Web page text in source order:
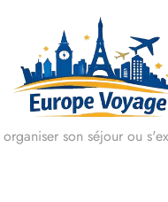
son séjour ou